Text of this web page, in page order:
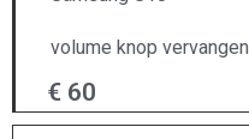
volume knop vervangen
€ 60